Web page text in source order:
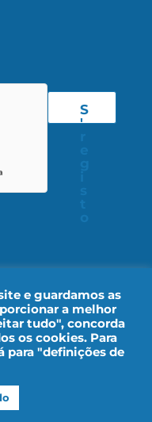
S
'
e guardamos as
a melhor
tudo", concorda
os cookies. Para
para "definições de